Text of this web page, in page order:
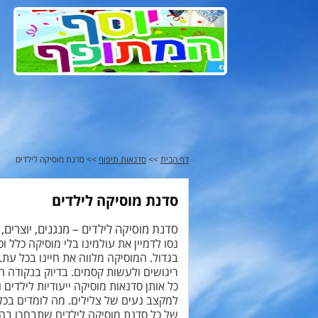
דף הבית >> סדנאות תיפוף >> סדנת מוסיקה לילדים
סדנת מוסיקה לילדים
סדנת מוסיקה לילדים – מנגנים,
נסו לדמיין את עולמינו בלי מוסיקה
בגדול. המוסיקה מלווה את חיינו בכל
ריגושים ולעשות קסמים. בדיוק
כל אותן סדנאות מוסיקה ייעודיות
למקצב נעים של צלילים. מה לומדים